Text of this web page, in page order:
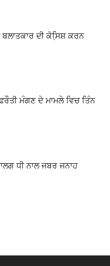
ਦੀ ਕੋਸਿ਼ਸ਼ ਕਰਨ
ਮੰਗਣ ਦੇ ਮਾਮਲੇ ਵਿਚ ਤਿੰਨ
ਧੀ ਨਾਲ ਜਬਰ ਜਨਾਹ